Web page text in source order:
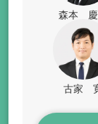
森本
古家